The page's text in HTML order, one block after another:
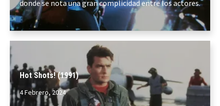
donde se nota una gran complicidad entre los actores.
Hot Shots! (1991)
4 Febrero, 2024